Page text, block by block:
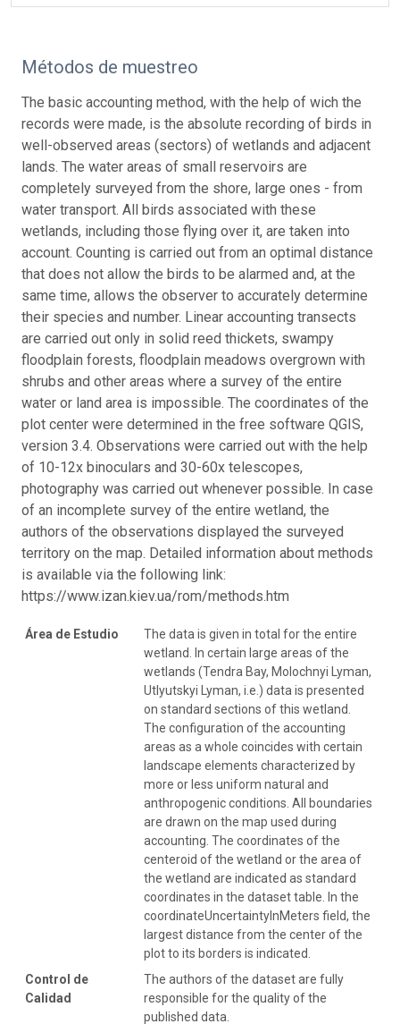
Métodos de muestreo
The basic accounting method, with the help of wich the
records were made, is the absolute recording of birds in
well-observed areas (sectors) of wetlands and adjacent
lands. The water areas of small reservoirs are
completely surveyed from the shore, large ones - from
water transport. All birds associated with these
wetlands, including those flying over it, are taken into
account. Counting is carried out from an optimal distance
that does not allow the birds to be alarmed and, at the
same time, allows the observer to accurately determine
their species and number. Linear accounting transects
are carried out only in solid reed thickets, swampy
floodplain forests, floodplain meadows overgrown with
shrubs and other areas where a survey of the entire
water or land area is impossible. The coordinates of the
plot center were determined in the free software QGIS,
version 3.4. Observations were carried out with the help
of 10-12x binoculars and 30-60x telescopes,
photography was carried out whenever possible. In case
of an incomplete survey of the entire wetland, the
authors of the observations displayed the surveyed
territory on the map. Detailed information about methods
is available via the following link:
https://www.izan.kiev.ua/rom/methods.htm
Área de Estudio
The data is given in total for the entire
wetland. In certain large areas of the
wetlands (Tendra Bay, Molochnyi Lyman,
Utlyutskyi Lyman, i.e.) data is presented
on standard sections of this wetland.
The configuration of the accounting
areas as a whole coincides with certain
landscape elements characterized by
more or less uniform natural and
anthropogenic conditions. All boundaries
are drawn on the map used during
accounting. The coordinates of the
centeroid of the wetland or the area of ​​
the wetland are indicated as standard
coordinates in the dataset table. In the
coordinateUncertaintyInMeters field, the
largest distance from the center of the
plot to its borders is indicated.
Control de
Calidad
The authors of the dataset are fully
responsible for the quality of the
published data.